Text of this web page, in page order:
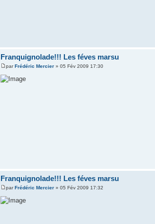
Franquignolade!!! Les féves marsu
parFrédéric Mercier » 05 Fév 2009 17:30
Franquignolade!!! Les féves marsu
parFrédéric Mercier » 05 Fév 2009 17:32